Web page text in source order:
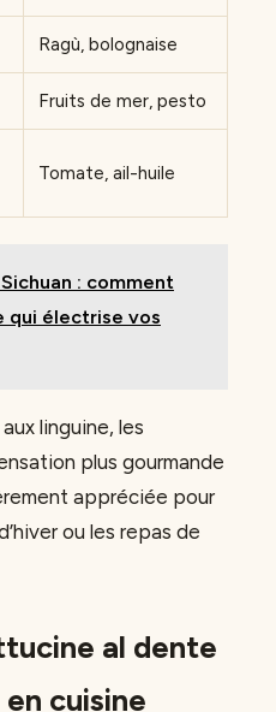
Ragù, bolognaise
Fruits de mer, pesto
Tomate, ail-huile
: comment
électrise vos
linguine, les
plus gourmande
appréciée pour
ou les repas de
al dente
cuisine